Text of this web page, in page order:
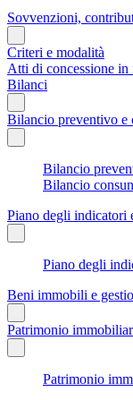
Sovvenzioni,
Criteri e modalità
Atti di concessione in
Bilanci
Bilancio preventivo e
Bilancio
Bilancio
Piano degli indicatori
Piano degli
Beni immobili e
Patrimonio
Patrimonio